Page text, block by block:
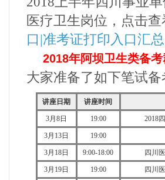
医疗卫生岗位，点击查
口|准考证打印入口汇总
2018年阿坝卫生类备考
大家准备了如下笔试
讲座日期 讲座时间
3月8日 19:00 2018
3月13日 19:00
3月18日 9:00-18:00 四川
3月19日 19:00 四川